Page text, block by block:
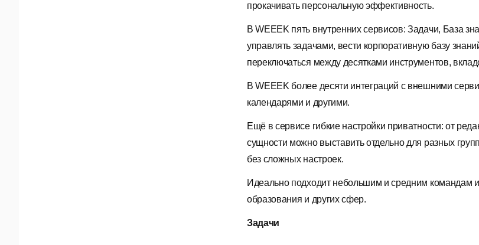
прокачивать персональную эффективность.
В WEEEK пять внутренних сервисов: Задачи, База
управлять задачами, вести корпоративную базу
переключаться между десятками инструментов,
В WEEEK более десяти интеграций с внешними
календарями и другими.
Ещё в сервисе гибкие настройки приватности: от
сущности можно выставить отдельно для разных
без сложных настроек.
Идеально подходит небольшим и средним командам
образования и других сфер.
Задачи